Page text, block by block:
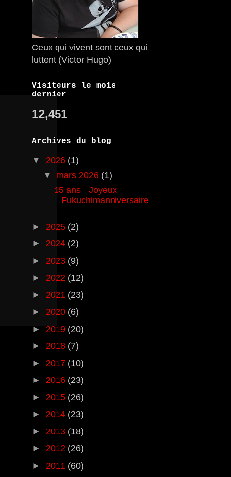
Ceux qui vivent sont ceux qui
luttent (Victor Hugo)
Visiteurs le mois
dernier
12,451
Archives du blog
▼ 2026 (1)
▼ mars 2026 (1)
15 ans - Joyeux
Fukuchimanniversaire
► 2025 (2)
► 2024 (2)
► 2023 (9)
► 2022 (12)
► 2021 (23)
► 2020 (6)
► 2019 (20)
► 2018 (7)
► 2017 (10)
► 2016 (23)
► 2015 (26)
► 2014 (23)
► 2013 (18)
► 2012 (26)
► 2011 (60)